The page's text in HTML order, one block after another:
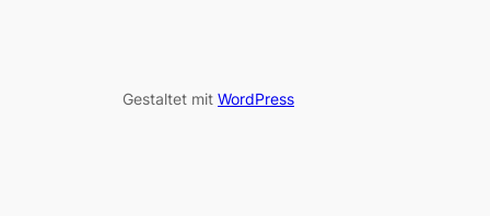
Gestaltet mit WordPress